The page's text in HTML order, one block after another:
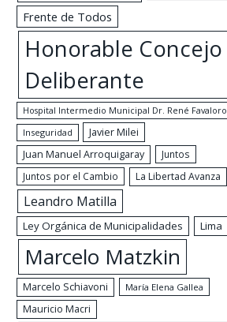
Frente de Todos
Honorable Concejo
Deliberante
Hospital Intermedio Municipal Dr. René Favaloro
Inseguridad
Javier Milei
Juan Manuel Arroquigaray
Juntos
Juntos por el Cambio
La Libertad Avanza
Leandro Matilla
Ley Orgánica de Municipalidades Lima
Marcelo Matzkin
Marcelo Schiavoni María Elena Gallea
Mauricio Macri